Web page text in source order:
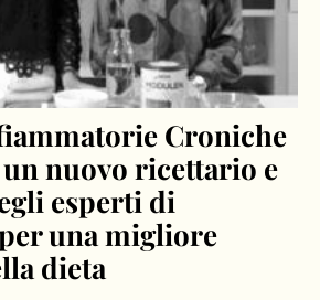
Croniche
nuovo ricettario e
esperti di
una migliore
dieta